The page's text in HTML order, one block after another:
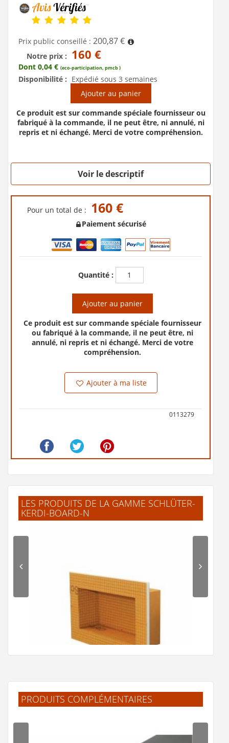
Prix public conseillé : 200,87 €
Notre prix : 160 €
Dont 0,04 € (eco-participation, pmcb )
Disponibilité : Expédié sous 3 semaines
Ajouter au panier
Ce produit est sur commande spéciale fournisseur ou
fabriqué à la commande, il ne peut être, ni annulé, ni
repris et ni échangé. Merci de votre compréhension.
Voir le descriptif
Pour un total de : 160 €
Paiement sécurisé
Quantité :
Ajouter au panier
Ce produit est sur commande spéciale fournisseur
ou fabriqué à la commande, il ne peut être, ni
annulé, ni repris et ni échangé. Merci de votre
compréhension.
Ajouter à ma liste
0113279
LES PRODUITS DE LA GAMME SCHLÜTER-
KERDI-BOARD-N
Niche à encastrer prête à carreler Schlüter KERDI-
PRODUITS COMPLÉMENTAIRES